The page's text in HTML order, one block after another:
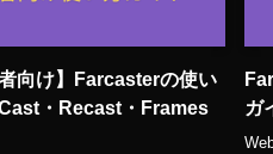
者向け】Farcasterの使い
・Recast・Frames
ガ